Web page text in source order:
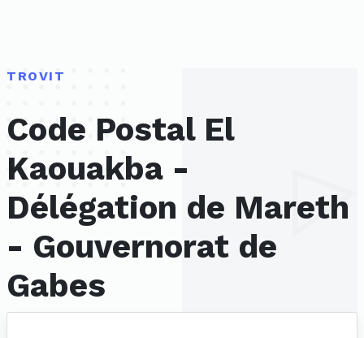
TROVIT
Code Postal El
Kaouakba -
Délégation de Mareth
- Gouvernorat de
Gabes